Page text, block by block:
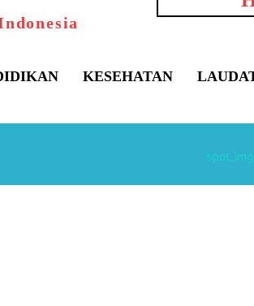
KESEHATAN